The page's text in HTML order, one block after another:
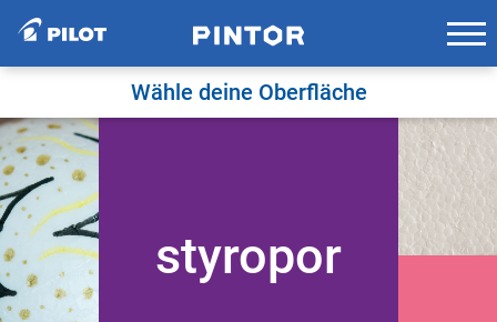
Wähle deine Oberfläche
styropor